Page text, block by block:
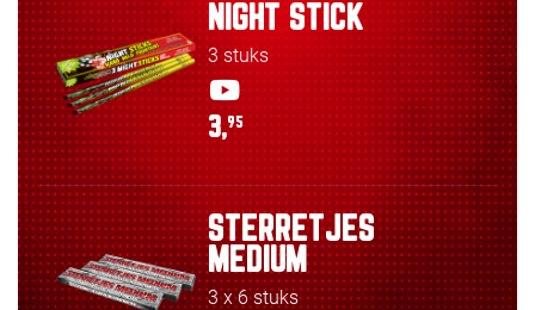
NIGHT STICK
3 stuks
3,95
STERRETJES
MEDIUM
3 x 6 stuks